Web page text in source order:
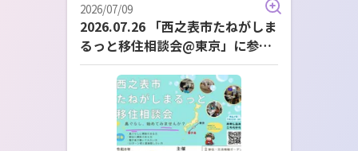
2026/07/09
2026.07.26 「西之表市たねがしま
るっと移住相談会@東京」に参加
します！